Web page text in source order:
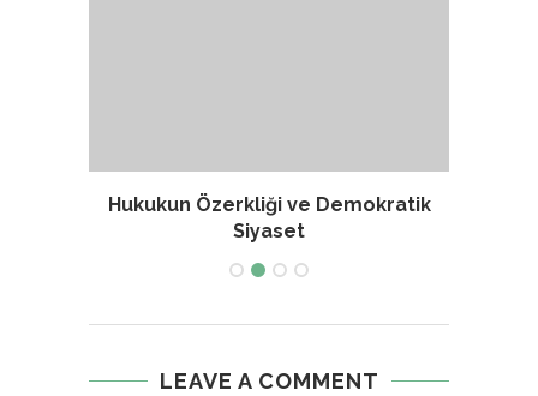
Hukukun Özerkliği ve Demokratik
Siyaset
LEAVE A COMMENT